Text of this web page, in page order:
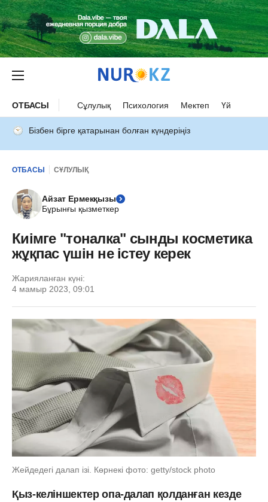
ОТБАСЫ Сұлулық Психология Мектеп Үй
Бізбен бірге қатарынан болған күндеріңіз
ОТБАСЫ СҰЛУЛЫҚ
Айзат Ермекқызы
Бұрынғы қызметкер
Киімге "тоналка" сынды косметика
жұқпас үшін не істеу керек
Жарияланған күні:
4 мамыр 2023, 09:01
Жейдедегі далап ізі. Көрнекі фото: getty/stock photo
Қыз-келіншектер опа-далап қолданған кезде